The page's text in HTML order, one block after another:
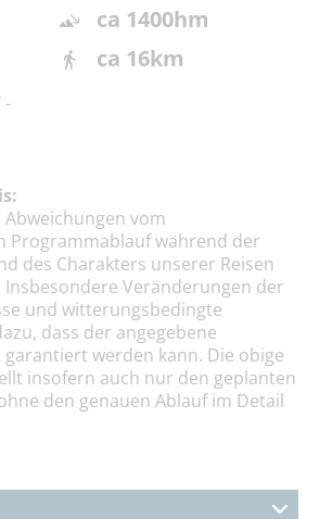
ca 1400hm
ca 16km
-
vom
Programmablauf während der
des Charakters unserer Reisen
Veränderungen der
und witterungsbedingte
dass der angegebene
garantiert werden kann. Die obige
insofern auch nur den geplanten
den genauen Ablauf im Detail